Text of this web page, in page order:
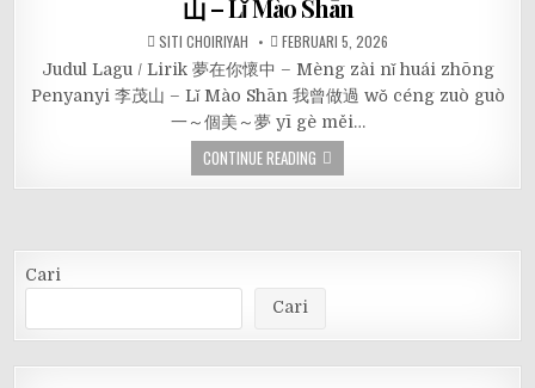
山 – Lǐ Mào Shān
SITI CHOIRIYAH FEBRUARI 5, 2026
Judul Lagu / Lirik 夢在你懷中 – Mèng zài nǐ huái zhōng
Penyanyi 李茂山 – Lǐ Mào Shān 我曾做過 wǒ céng zuò guò
一～個美～夢 yī gè měi…
CONTINUE READING
Cari
Cari